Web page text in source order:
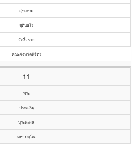
สุขเกษม
ชุตินฺธโร
วัดงิ้วราย
คณะจังหวัดพิจิตร
11
พระ
ประเสริฐ
บุระพะผล
มหาปคุโณ